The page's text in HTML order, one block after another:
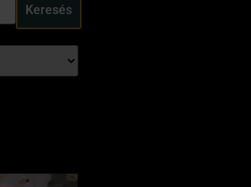
Keresés